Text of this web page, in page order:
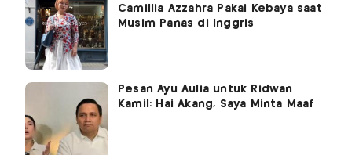
Camillia Azzahra Pakai Kebaya saat
Musim Panas di Inggris
Pesan Ayu Aulia untuk Ridwan
Kamil: Hai Akang, Saya Minta Maaf